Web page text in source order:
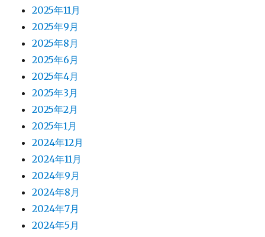
2025年11月
2025年9月
2025年8月
2025年6月
2025年4月
2025年3月
2025年2月
2025年1月
2024年12月
2024年11月
2024年9月
2024年8月
2024年7月
2024年5月